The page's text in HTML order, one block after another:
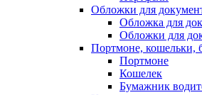
Обложки для
Обложка для
Обложки для
Портмоне, кошельки,
Портмоне
Кошелек
Бумажник